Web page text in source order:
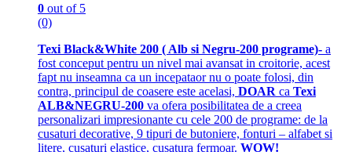
0 out of 5
(0)
Texi Black&White 200 ( Alb si Negru-200 programe)- a
fost conceput pentru un nivel mai avansat in croitorie, acest
fapt nu inseamna ca un incepataor nu o poate folosi, din
contra, principul de coasere este acelasi, DOAR ca Texi
ALB&NEGRU-200 va ofera posibilitatea de a creea
personalizari impresionante cu cele 200 de programe: de la
cusaturi decorative, 9 tipuri de butoniere, fonturi – alfabet si
litere, cusaturi elastice, cusatura fermoar. WOW!